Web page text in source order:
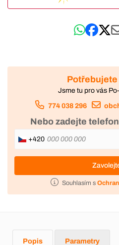
Jsme tu pro vás
774 038 296
Nebo zadejte
+420
Souhlasím s
Popis Parametry